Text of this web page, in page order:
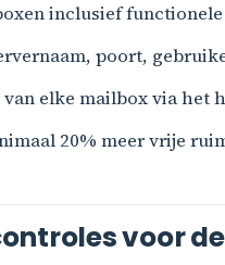
inclusief
poort,
elke mailbox via
20% meer vrije
voor